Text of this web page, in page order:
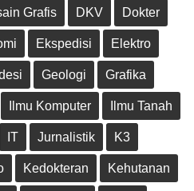
Grafis DKV Dokter
Ekspedisi Elektro
Geologi Grafika
Ilmu Komputer Ilmu Tanah
IT Jurnalistik K3
Kedokteran Kehutanan